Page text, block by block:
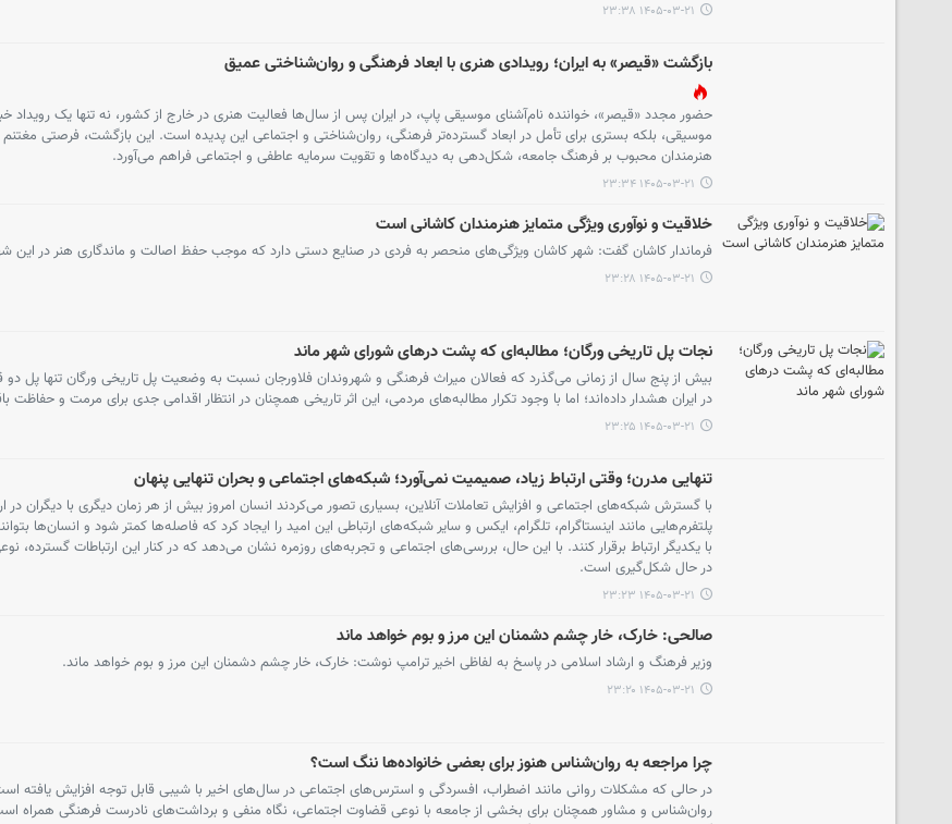
۱۴۰۵-۰۳-۲۱ ۲۳:۳۸
بازگشت «قیصر» به ایران؛ رویدادی هنری با ابعاد فرهنگی و روان‌شناختی عمیق
حضور مجدد «قیصر»، خواننده نام‌آشنای موسیقی پاپ، در ایران پس از سال‌ها فعالیت هنری در خارج از کشور، نه تنها یک رویداد
موسیقی، بلکه بستری برای تأمل در ابعاد گسترده‌تر فرهنگی، روان‌شناختی و اجتماعی این پدیده است. این بازگشت، فرصتی مغتنم
هنرمندان محبوب بر فرهنگ جامعه، شکل‌دهی به دیدگاه‌ها و تقویت سرمایه عاطفی و اجتماعی فراهم می‌آورد.
۱۴۰۵-۰۳-۲۱ ۲۳:۳۴
خلاقیت و نوآوری ویژگی متمایز هنرمندان کاشانی است
فرماندار کاشان گفت: شهر کاشان ویژگی‌های منحصر به فردی در صنایع دستی دارد که موجب حفظ اصالت و ماندگاری هنر در
۱۴۰۵-۰۳-۲۱ ۲۳:۲۸
نجات پل تاریخی ورگان؛ مطالبه‌ای که پشت درهای شورای شهر ماند
بیش از پنج سال از زمانی می‌گذرد که فعالان میراث فرهنگی و شهروندان فلاورجان نسبت به وضعیت پل تاریخی ورگان تنها پل
در ایران هشدار داده‌اند؛ اما با وجود تکرار مطالبه‌های مردمی، این اثر تاریخی همچنان در انتظار اقدامی جدی برای مرمت و حفاظت
۱۴۰۵-۰۳-۲۱ ۲۳:۲۵
تنهایی مدرن؛ وقتی ارتباط زیاد، صمیمیت نمی‌آورد؛ شبکه‌های اجتماعی و بحران تنهایی پنهان
با گسترش شبکه‌های اجتماعی و افزایش تعاملات آنلاین، بسیاری تصور می‌کردند انسان امروز بیش از هر زمان دیگری با دیگران در
پلتفرم‌هایی مانند اینستاگرام، تلگرام، ایکس و سایر شبکه‌های ارتباطی این امید را ایجاد کرد که فاصله‌ها کمتر شود و انسان‌ها
با یکدیگر ارتباط برقرار کنند. با این حال، بررسی‌های اجتماعی و تجربه‌های روزمره نشان می‌دهد که در کنار این ارتباطات گسترده،
در حال شکل‌گیری است.
۱۴۰۵-۰۳-۲۱ ۲۳:۲۳
صالحی: خارک، خار چشم دشمنان این مرز و بوم خواهد ماند
وزیر فرهنگ و ارشاد اسلامی در پاسخ به لفاظی اخیر ترامپ نوشت: خارک، خار چشم دشمنان این مرز و بوم خواهد ماند.
۱۴۰۵-۰۳-۲۱ ۲۳:۲۰
چرا مراجعه به روان‌شناس هنوز برای بعضی خانواده‌ها ننگ است؟
در حالی که مشکلات روانی مانند اضطراب، افسردگی و استرس‌های اجتماعی در سال‌های اخیر با شیبی قابل توجه افزایش یافته
روان‌شناس و مشاور همچنان برای بخشی از جامعه با نوعی قضاوت اجتماعی، نگاه منفی و برداشت‌های نادرست فرهنگی همراه